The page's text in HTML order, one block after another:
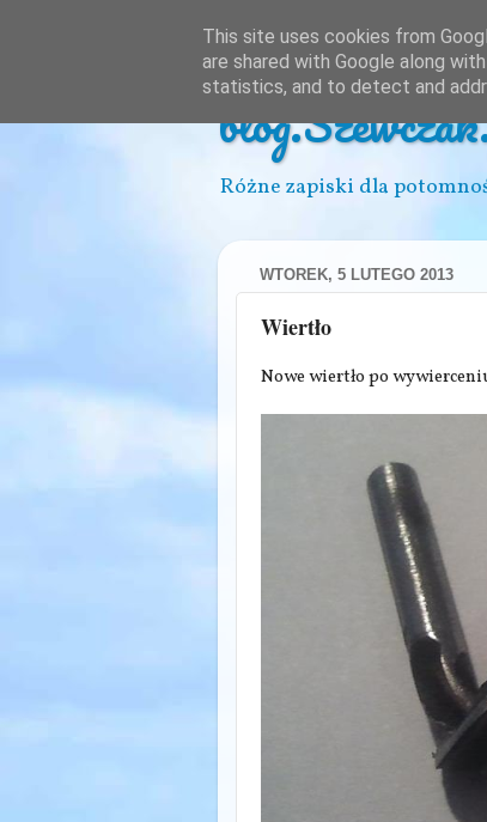
Różne zapiski dla
WTOREK, 5 LUTEGO 2013
Wiertło
Nowe wiertło po
This site uses cookies from
are shared with Google along
statistics, and to detect and